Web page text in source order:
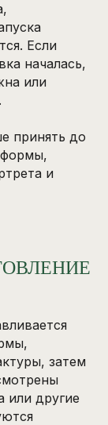
Если
началась,
или
принять до
формы,
и
затем
или другие